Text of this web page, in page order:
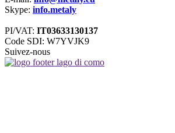
Skype: info.metaly
PI/VAT: IT03633130137
Code SDI: W7YVJK9
Suivez-nous